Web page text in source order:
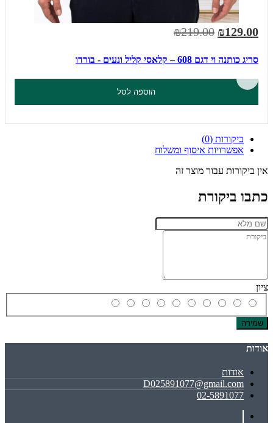
₪129.00
₪219.00
סריג כותנה וי דגם 608 – קלאסי קליל ונעים - בורדו
הוספה לסל
ביקורות (0)
אפשרויות איסוף ומשלוח
אין ביקורות עבור מוצר זה
כתבו ביקורת
ציון
שמירה
אודות
אודות
D025891077@gmail.com
02-5891077